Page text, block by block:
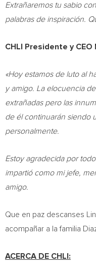
Extrañaremos tu sabio
palabras de inspiración.
CHLI Presidente y CEO
«Hoy estamos de luto al
y amigo. La elocuencia
extrañadas pero las
de él continuarán siendo
personalmente.
Estoy agradecida por
impartió como mi jefe,
amigo.
Que en paz descanses
acompañar a la familia
ACERCA DE CHLI: